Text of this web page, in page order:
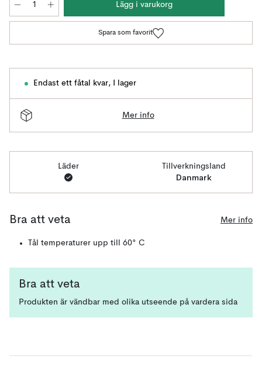
Lägg i varukorg
Spara som favorit
Endast ett fåtal kvar, I lager
Mer info
Läder Tillverkningsland
Danmark
Bra att veta Mer info
Tål temperaturer upp till 60° C
Bra att veta
Produkten är vändbar med olika utseende på vardera sida